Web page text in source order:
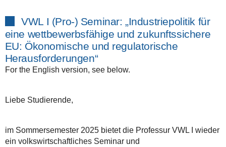
VWL I (Pro-) Seminar: „Industriepolitik für
eine wettbewerbsfähige und zukunftssichere
EU: Ökonomische und regulatorische
Herausforderungen“
For the English version, see below.
Liebe Studierende,
im Sommersemester 2025 bietet die Professur VWL I wieder
ein volkswirtschaftliches Seminar und